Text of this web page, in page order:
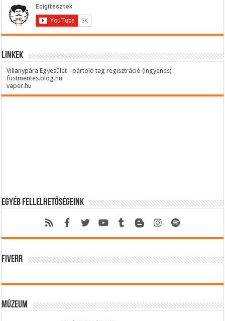
Linkek
Villanypára Egyesület - pártoló tag regisztráció (ingyenes)
fustmentes.blog.hu
vaper.hu
Egyéb fellelhetőségeink
Fiverr
Múzeum